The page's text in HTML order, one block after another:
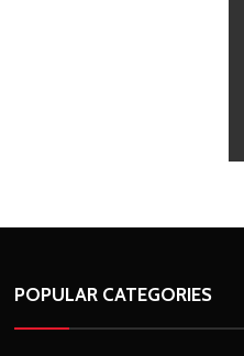
POPULAR CATEGORIES